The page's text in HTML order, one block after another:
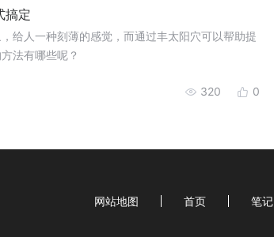
搞定
给人一种刻薄的感觉，而通过丰太阳穴可以帮助提
法有哪些呢？
320 0
网站地图 首页 笔记